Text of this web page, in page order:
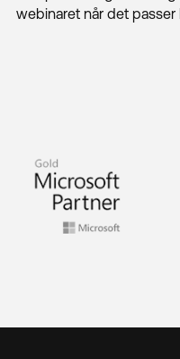
Bærekraftig IT
Blogg
webinaret når det